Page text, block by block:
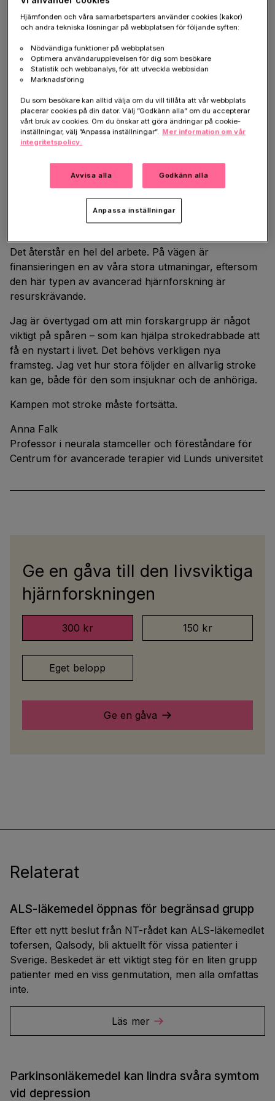
behandling ska hjälpa strokedrabbade att få tillbaka
olika funktioner som har blivit nedsatta, till exempel
bättre för väldigt många människor – och deras
anhöriga.
Utmaningen är att vid en stroke blir olika typer av
vävnad skadad, det handlar både om nervceller och
deras så kallade stödceller. För närvarande går vårt
arbete därför ut på att hitta den optimala stamcellen
snart prova den i laboratorieförsök. Om det går bra
kan vi förhoppningsvis testa behandlingen på
människor inom några år.
Det återstår en hel del arbete. På vägen är
finansieringen en av våra stora utmaningar, eftersom
den här typen av avancerad hjärnforskning är
resurskrävande.
Jag är övertygad om att min forskargrupp är något
viktigt på spåren – som kan hjälpa strokedrabbade att
få en nystart i livet. Det behövs verkligen nya
framsteg. Jag vet hur stora följder en allvarlig stroke
kan ge, både för den som insjuknar och de anhöriga.
Kampen mot stroke måste fortsätta.
Anna Falk
Professor i neurala stamceller och föreståndare för
Centrum för avancerade terapier vid Lunds universitet
Ge en gåva till den livsviktiga
hjärnforskningen
300 kr 150 kr
Eget belopp
Ge en gåva
Relaterat
ALS-läkemedel öppnas för begränsad grupp
Efter ett nytt beslut från NT-rådet kan ALS-läkemedlet
tofersen, Qalsody, bli aktuellt för vissa patienter i
Sverige. Beskedet är ett viktigt steg för en liten grupp
patienter med en viss genmutation, men alla omfattas
inte.
Läs mer
Parkinsonläkemedel kan lindra svåra symtom
vid depression
Hjärnfonden och våra samarbetsparters använder cookies (kakor)
och andra tekniska lösningar på webbplatsen för följande syften:
Nödvändiga funktioner på webbplatsen
Optimera användarupplevelsen för dig som besökare
Statistik och webbanalys, för att utveckla webbsidan
Marknadsföring
Du som besökare kan alltid välja om du vill tillåta att vår webbplats
placerar cookies på din dator. Välj ”Godkänn alla” om du accepterar
vårt bruk av cookies. Om du önskar att göra ändringar på cookie-
inställningar, välj ”Anpassa inställningar”. Mer information om vår
integritetspolicy.
Avvisa alla Godkänn alla
Anpassa inställningar